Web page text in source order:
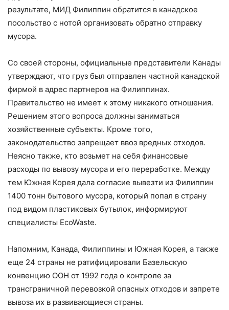
результате, МИД Филиппин обратится в канадское
посольство с нотой организовать обратно отправку
мусора.
Со своей стороны, официальные представители Канады
утверждают, что груз был отправлен частной канадской
фирмой в адрес партнеров на Филиппинах.
Правительство не имеет к этому никакого отношения.
Решением этого вопроса должны заниматься
хозяйственные субъекты. Кроме того,
законодательство запрещает ввоз вредных отходов.
Неясно также, кто возьмет на себя финансовые
расходы по вывозу мусора и его переработке. Между
тем Южная Корея дала согласие вывезти из Филиппин
1400 тонн бытового мусора, который попал в страну
под видом пластиковых бутылок, информируют
специалисты EcoWaste.
Напомним, Канада, Филиппины и Южная Корея, а также
еще 24 страны не ратифицировали Базельскую
конвенцию ООН от 1992 года о контроле за
трансграничной перевозкой опасных отходов и запрете
вывоза их в развивающиеся страны.